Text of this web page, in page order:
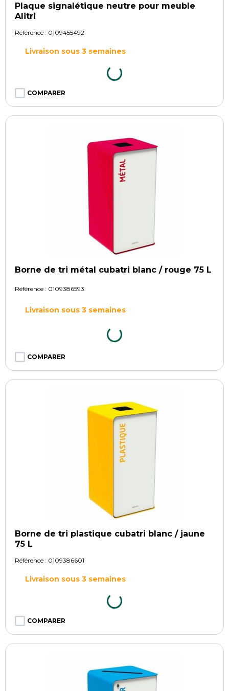
Plaque signalétique neutre pour meuble
Alitri
Référence : 0109455492
Livraison sous 3 semaines
COMPARER
Borne de tri métal cubatri blanc / rouge 75 L
Référence : 0109386593
Livraison sous 3 semaines
COMPARER
Borne de tri plastique cubatri blanc / jaune
75 L
Référence : 0109386601
Livraison sous 3 semaines
COMPARER